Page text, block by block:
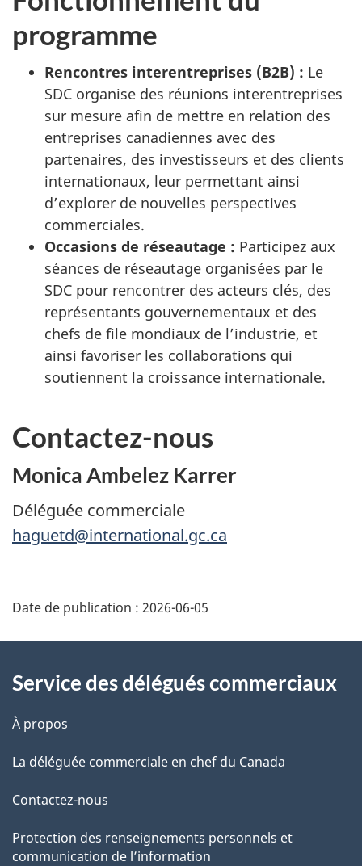
programme
Rencontres interentreprises (B2B) : Le
SDC organise des réunions interentreprises
sur mesure afin de mettre en relation des
entreprises canadiennes avec des
partenaires, des investisseurs et des clients
internationaux, leur permettant ainsi
d’explorer de nouvelles perspectives
commerciales.
Occasions de réseautage : Participez aux
séances de réseautage organisées par le
SDC pour rencontrer des acteurs clés, des
représentants gouvernementaux et des
chefs de file mondiaux de l’industrie, et
ainsi favoriser les collaborations qui
soutiennent la croissance internationale.
Contactez-nous
Monica Ambelez Karrer
Déléguée commerciale
haguetd@international.gc.ca
Additional
Information
Date de publication : 2026-06-05
Service des délégués commerciaux
À propos
La déléguée commerciale en chef du Canada
Contactez-nous
Protection des renseignements personnels et
communication de l’information